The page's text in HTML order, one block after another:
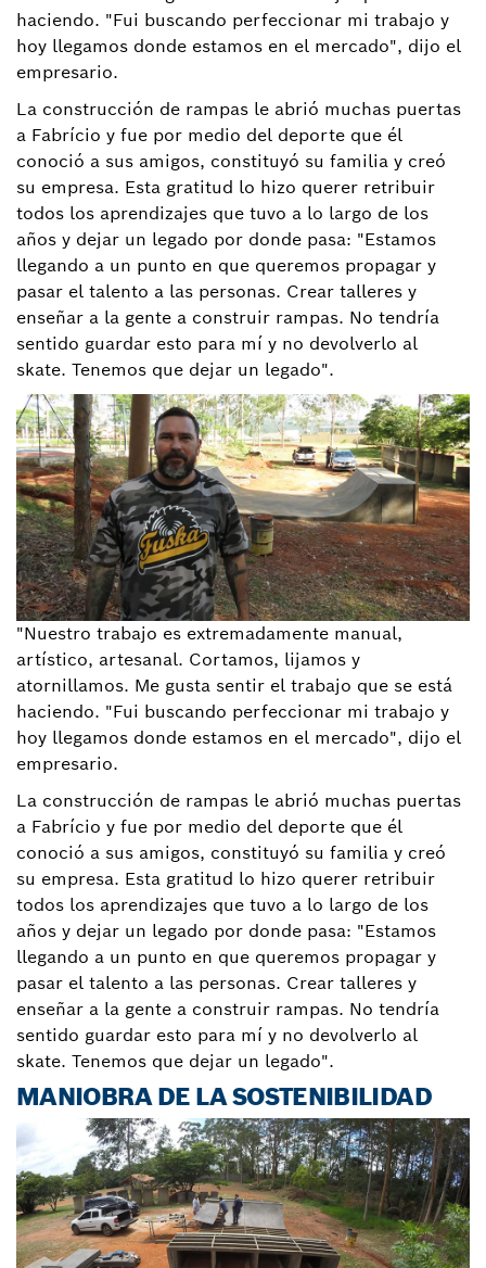
haciendo. "Fui buscando perfeccionar mi trabajo y
hoy llegamos donde estamos en el mercado", dijo el
empresario.
La construcción de rampas le abrió muchas puertas
a Fabrício y fue por medio del deporte que él
conoció a sus amigos, constituyó su familia y creó
su empresa. Esta gratitud lo hizo querer retribuir
todos los aprendizajes que tuvo a lo largo de los
años y dejar un legado por donde pasa: "Estamos
llegando a un punto en que queremos propagar y
pasar el talento a las personas. Crear talleres y
enseñar a la gente a construir rampas. No tendría
sentido guardar esto para mí y no devolverlo al
skate. Tenemos que dejar un legado".
"Nuestro trabajo es extremadamente manual,
artístico, artesanal. Cortamos, lijamos y
atornillamos. Me gusta sentir el trabajo que se está
haciendo. "Fui buscando perfeccionar mi trabajo y
hoy llegamos donde estamos en el mercado", dijo el
empresario.
La construcción de rampas le abrió muchas puertas
a Fabrício y fue por medio del deporte que él
conoció a sus amigos, constituyó su familia y creó
su empresa. Esta gratitud lo hizo querer retribuir
todos los aprendizajes que tuvo a lo largo de los
años y dejar un legado por donde pasa: "Estamos
llegando a un punto en que queremos propagar y
pasar el talento a las personas. Crear talleres y
enseñar a la gente a construir rampas. No tendría
sentido guardar esto para mí y no devolverlo al
skate. Tenemos que dejar un legado".
MANIOBRA DE LA SOSTENIBILIDAD